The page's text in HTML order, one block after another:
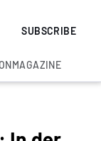
SUBSCRIBE
MAGAZINE